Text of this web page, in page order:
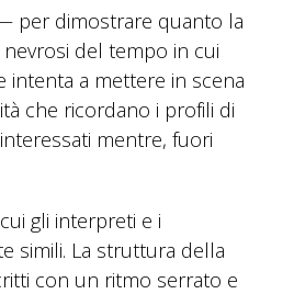
per dimostrare quanto la
del tempo in cui
intenta a mettere in scena
che ricordano i profili di
mentre, fuori
gli interpreti e i
simili. La struttura della
con un ritmo serrato e